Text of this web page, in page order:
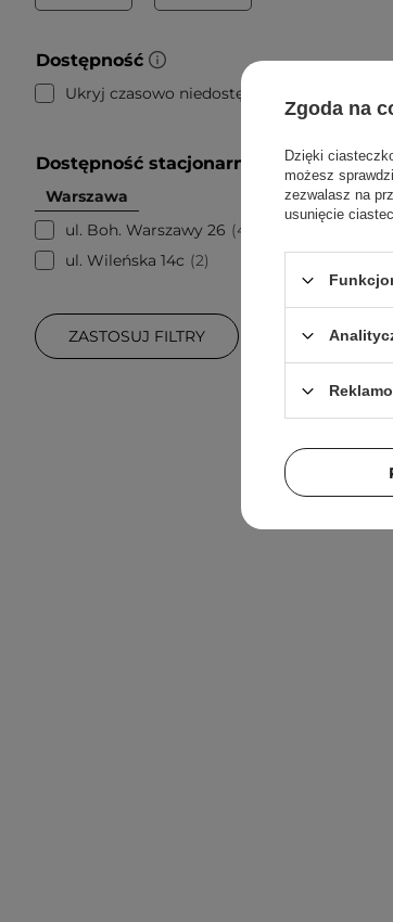
Dostępność
Ukryj czasowo niedostępne
Dostępność stacjonarnie
Warszawa
ul. Boh. Warszawy 26
4
ul. Wileńska 14c
2
ZASTOSUJ FILTRY
Zgoda na
Dzięki
możesz
zezwalasz na
usunięcie